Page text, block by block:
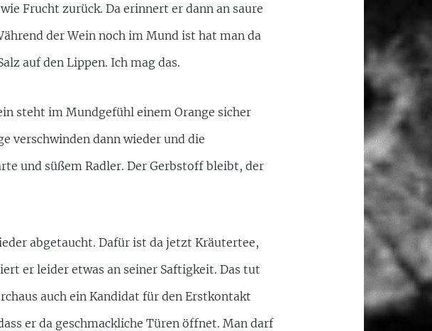
Frucht zurück. Da erinnert er dann an saure
der Wein noch im Mund ist hat man da
auf den Lippen. Ich mag das.
steht im Mundgefühl einem Orange sicher
verschwinden dann wieder und die
und süßem Radler. Der Gerbstoff bleibt, der
abgetaucht. Dafür ist da jetzt Kräutertee,
er leider etwas an seiner Saftigkeit. Das tut
auch ein Kandidat für den Erstkontakt
er da geschmackliche Türen öffnet. Man darf